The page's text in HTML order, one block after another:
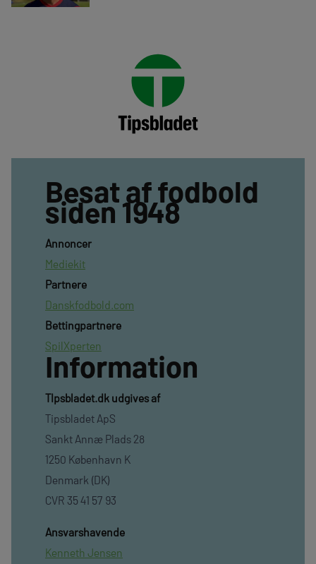
Besat af fodbold
siden 1948
Annoncer
Mediekit
Partnere
Danskfodbold.com
Bettingpartnere
SpilXperten
Information
TIpsbladet.dk udgives af
Tipsbladet ApS
Sankt Annæ Plads 28
1250 København K
Denmark (DK)
CVR 35 41 57 93
Ansvarshavende
Kenneth Jensen